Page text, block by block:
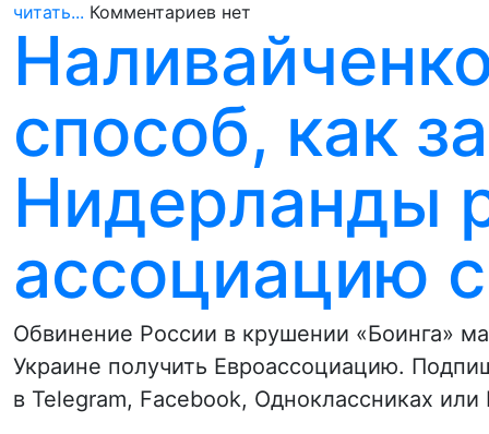
читать... Комментариев нет
способ, как
Нидерланды
ассоциацию
Обвинение России в крушении «Боинга»
Украине получить Евроассоциацию.
в Telegram, Facebook, Одноклассниках или